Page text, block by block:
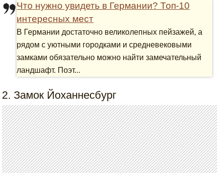
Что нужно увидеть в Германии? Топ-10
интересных мест
В Германии достаточно великолепных пейзажей, а
рядом с уютными городками и средневековыми
замками обязательно можно найти замечательный
ландшафт. Поэт...
2. Замок Йоханнесбург